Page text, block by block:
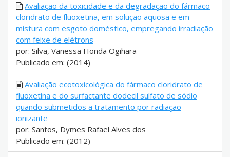
Avaliação da toxicidade e da degradação do fármaco
cloridrato de fluoxetina, em solução aquosa e em
mistura com esgoto doméstico, empregando irradiação
com feixe de elétrons
por: Silva, Vanessa Honda Ogihara
Publicado em: (2014)
Avaliação ecotoxicológica do fármaco cloridrato de
fluoxetina e do surfactante dodecil sulfato de sódio
quando submetidos a tratamento por radiação
ionizante
por: Santos, Dymes Rafael Alves dos
Publicado em: (2012)